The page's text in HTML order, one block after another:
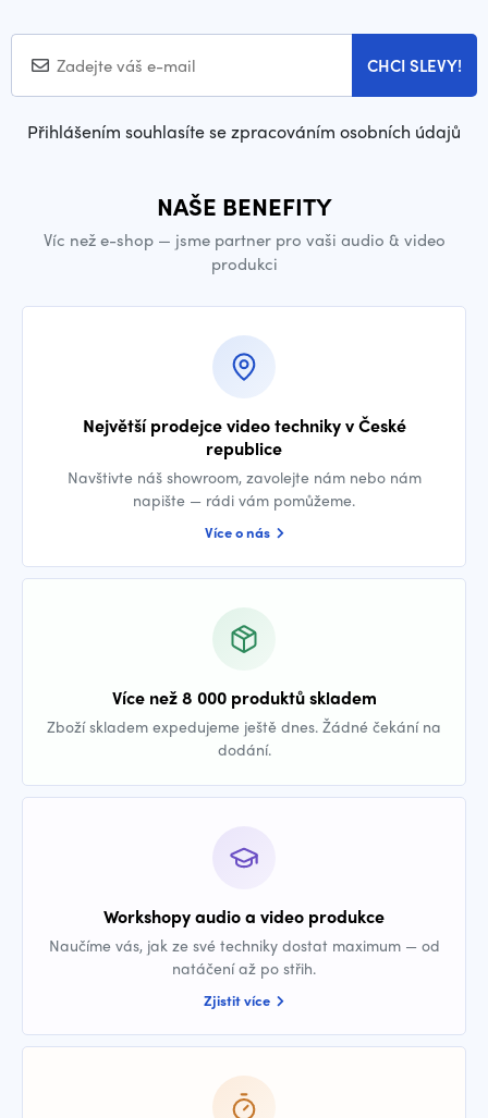
CHCI SLEVY!
Přihlášením souhlasíte se zpracováním osobních údajů
NAŠE BENEFITY
Víc než e-shop — jsme partner pro vaši audio & video
produkci
Největší prodejce video techniky v České
republice
Navštivte náš showroom, zavolejte nám nebo nám
napište — rádi vám pomůžeme.
Více o nás
Více než 8 000 produktů skladem
Zboží skladem expedujeme ještě dnes. Žádné čekání na
dodání.
Workshopy audio a video produkce
Naučíme vás, jak ze své techniky dostat maximum — od
natáčení až po střih.
Zjistit více